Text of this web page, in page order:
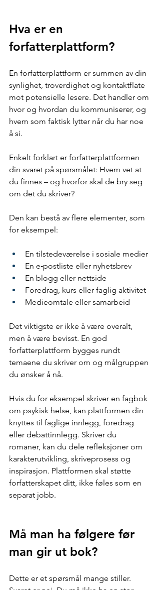
Hva er en
forfatterplattform?
En forfatterplattform er summen av din
synlighet, troverdighet og kontaktflate
mot potensielle lesere. Det handler om
hvor og hvordan du kommuniserer, og
hvem som faktisk lytter når du har noe
å si.
Enkelt forklart er forfatterplattformen
din svaret på spørsmålet: Hvem vet at
du finnes – og hvorfor skal de bry seg
om det du skriver?
Den kan bestå av flere elementer, som
for eksempel:
En tilstedeværelse i sosiale medier
En e‑postliste eller nyhetsbrev
En blogg eller nettside
Foredrag, kurs eller faglig aktivitet
Medieomtale eller samarbeid
Det viktigste er ikke å være overalt,
men å være bevisst. En god
forfatterplattform bygges rundt
temaene du skriver om og målgruppen
du ønsker å nå.
Hvis du for eksempel skriver en fagbok
om psykisk helse, kan plattformen din
knyttes til faglige innlegg, foredrag
eller debattinnlegg. Skriver du
romaner, kan du dele refleksjoner om
karakterutvikling, skriveprosess og
inspirasjon. Plattformen skal støtte
forfatterskapet ditt, ikke føles som en
separat jobb.
Må man ha følgere før
man gir ut bok?
Dette er et spørsmål mange stiller.